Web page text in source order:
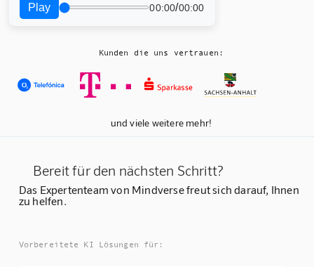
Play 00:00/00:00
Kunden die uns vertrauen:
und viele weitere mehr!
Bereit für den nächsten Schritt?
Das Expertenteam von Mindverse freut sich darauf, Ihnen
zu helfen.
Vorbereitete KI Lösungen für: